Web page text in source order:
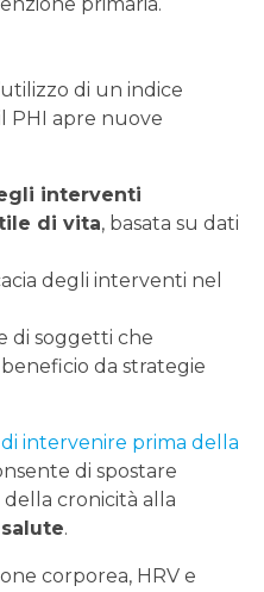
di un indice
PHI apre nuove
interventi
di vita, basata su dati
degli interventi nel
di soggetti che
da strategie
di intervenire prima della
di spostare
della cronicità alla
.
corporea, HRV e